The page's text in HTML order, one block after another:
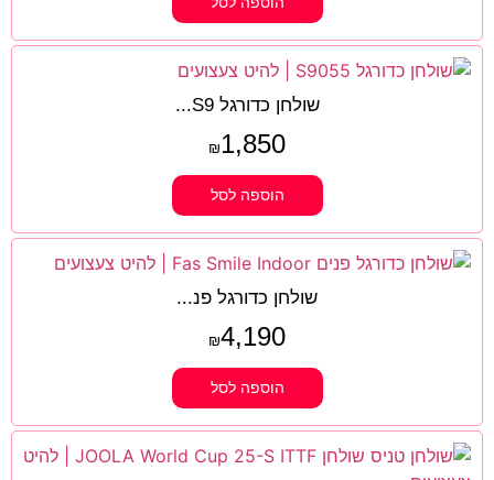
שולחן כדורגל S9...
₪1,850
הוספה לסל
שולחן כדורגל פנ...
₪4,190
הוספה לסל